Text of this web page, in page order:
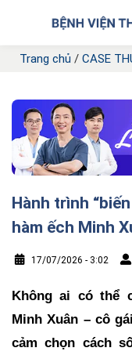
Trang chủ / CASE
Hành trình
hàm ếch Minh
17/07/2026 - 3:02
Không ai có thể
Minh Xuân – cô
cảm chọn cách